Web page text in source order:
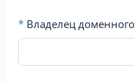
* Владелец